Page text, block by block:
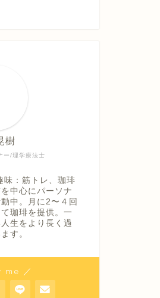
ー/理学療法士
樹
味：筋トレ、珈琲
中心にパーソナ
中。月に2〜４回
珈琲を提供。一
生をより長く過
す。
me ／